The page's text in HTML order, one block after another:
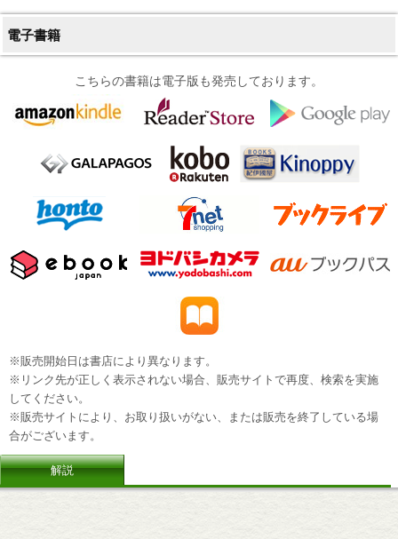
電子書籍
こちらの書籍は電子版も発売しております。
※販売開始日は書店により異なります。
※リンク先が正しく表示されない場合、販売サイトで再度、検索を実施
してください。
※販売サイトにより、お取り扱いがない、または販売を終了している場
合がございます。
解説